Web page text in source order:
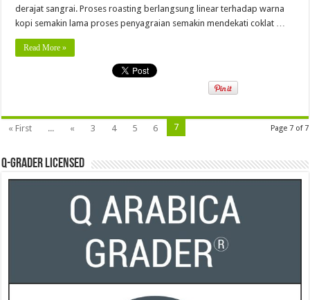
derajat sangrai. Proses roasting berlangsung linear terhadap warna
kopi semakin lama proses penyagraian semakin mendekati coklat …
Read More »
Page 7 of 7
« First ... « 3 4 5 6 7
Q-Grader Licensed